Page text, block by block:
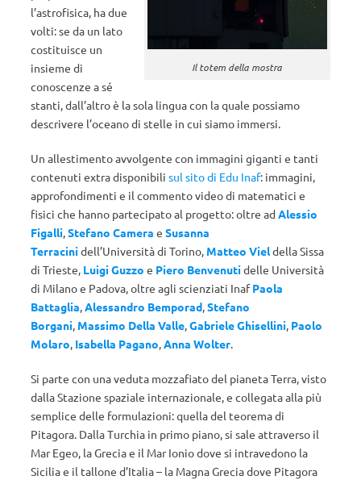
Il totem della mostra
l’astrofisica, ha due
volti: se da un lato
costituisce un
insieme di
conoscenze a sé
stanti, dall’altro è la sola lingua con la quale possiamo
descrivere l’oceano di stelle in cui siamo immersi.
Un allestimento avvolgente con immagini giganti e tanti
contenuti extra disponibili sul sito di Edu Inaf: immagini,
approfondimenti e il commento video di matematici e
fisici che hanno partecipato al progetto: oltre adAlessio
Figalli,Stefano Camera e Susanna
Terracinidell’Università di Torino, Matteo Vieldella Sissa
di Trieste, Luigi Guzzo e Piero Benvenutidelle Università
di Milano e Padova, oltre agli scienziati InafPaola
Battaglia,Alessandro Bemporad,Stefano
Borgani, Massimo Della Valle,Gabriele Ghisellini, Paolo
Molaro, Isabella Pagano,Anna Wolter.
Si parte con una veduta mozzafiato del pianeta Terra, visto
dalla Stazione spaziale internazionale, e collegata alla più
semplice delle formulazioni: quella del teorema di
Pitagora. Dalla Turchia in primo piano, si sale attraverso il
Mar Egeo, la Grecia e il Mar Ionio dove si intravedono la
Sicilia e il tallone d’Italia – la Magna Grecia dove Pitagora